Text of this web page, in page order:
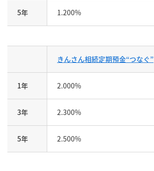
5年 1.200%
きんさん相続定期預金“つなぐ”
1年 2.000%
3年 2.300%
5年 2.500%